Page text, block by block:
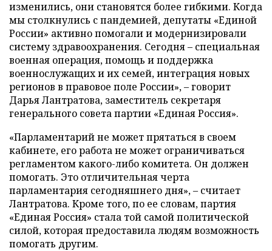
изменились, они становятся более гибкими. Когда
мы столкнулись с пандемией, депутаты «Единой
России» активно помогали и модернизировали
систему здравоохранения. Сегодня – специальная
военная операция, помощь и поддержка
военнослужащих и их семей, интеграция новых
регионов в правовое поле России», – говорит
Дарья Лантратова, заместитель секретаря
генерального совета партии «Единая Россия».
«Парламентарий не может прятаться в своем
кабинете, его работа не может ограничиваться
регламентом какого-либо комитета. Он должен
помогать. Это отличительная черта
парламентария сегодняшнего дня», – считает
Лантратова. Кроме того, по ее словам, партия
«Единая Россия» стала той самой политической
силой, которая предоставила людям возможность
помогать другим.